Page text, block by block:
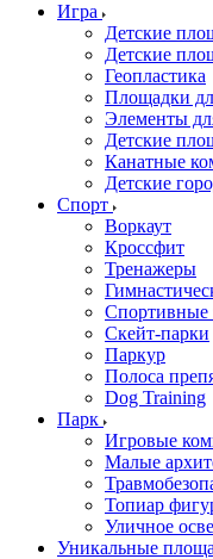
Игра
Детские
Детские
Геопластика
Площадки
Элементы
Детские
Канатные
Детские
Спорт
Воркаут
Кроссфит
Тренажеры
Спортивные
Скейт-парки
Паркур
Полоса
Dog Training
Парк
Игровые
Малые
Топиар
Уличное
Уникальные